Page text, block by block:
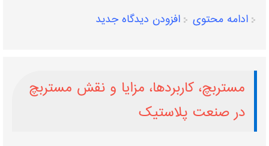
ادامه محتوی
افزودن دیدگاه جدید
مستربچ، کاربردها، مزایا و نقش مستربچ
در صنعت پلاستیک